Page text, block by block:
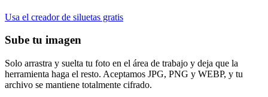
Usa el creador de siluetas gratis
Sube tu imagen
Solo arrastra y suelta tu foto en el área de trabajo y deja que la
herramienta haga el resto. Aceptamos JPG, PNG y WEBP, y tu
archivo se mantiene totalmente cifrado.